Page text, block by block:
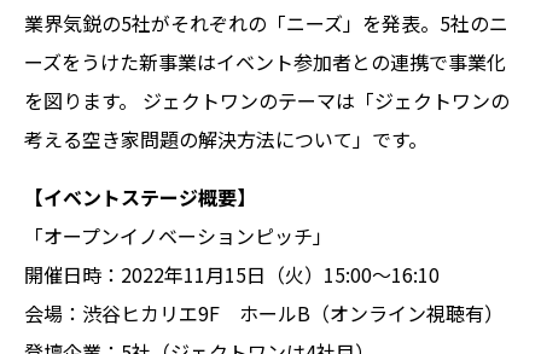
業界気鋭の5社がそれぞれの「ニーズ」を発表。5社のニ
ーズをうけた新事業はイベント参加者との連携で事業化
を図ります。 ジェクトワンのテーマは「ジェクトワンの
考える空き家問題の解決方法について」です。
【イベントステージ概要】
「オープンイノベーションピッチ」
開催日時：2022年11月15日（火）15:00～16:10
会場：渋谷ヒカリエ9F ホールB（オンライン視聴有）